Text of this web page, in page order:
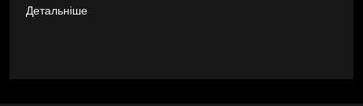
Детальніше